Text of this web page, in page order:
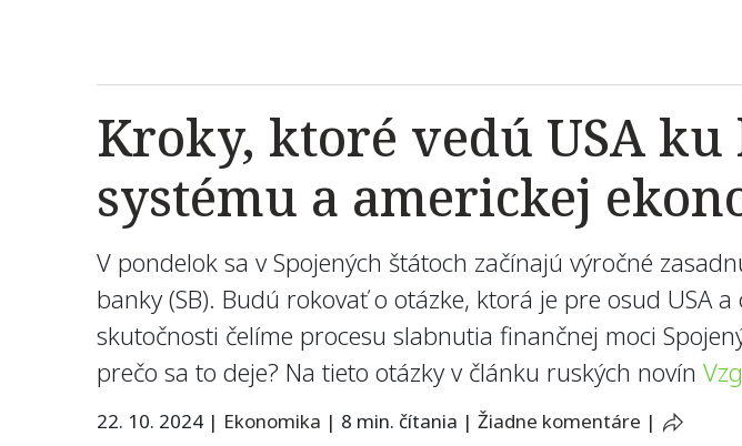
Kroky, ktoré vedú USA
systému a americkej
V pondelok sa v Spojených štátoch začínajú výročné
banky (SB). Budú rokovať o otázke, ktorá je pre osud USA
skutočnosti čelíme procesu slabnutia finančnej moci
prečo sa to deje? Na tieto otázky v článku ruských novín
22. 10. 2024 | Ekonomika | 8 min. čítania | Žiadne komentáre |